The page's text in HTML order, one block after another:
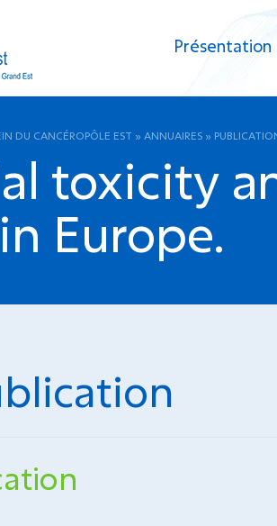
Présentation
DU CANCÉROPÔLE EST » ANNUAIRES »
toxicity
Europe.